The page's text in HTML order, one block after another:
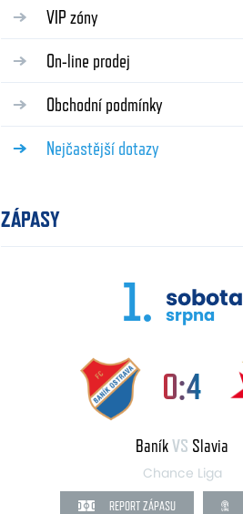
VIP zóny
On-line prodej
Obchodní podmínky
Nejčastější dotazy
ZÁPASY
1. sobota
srpna
0:4
BaníkVS Slavia
Chance Liga
REPORT ZÁPASU